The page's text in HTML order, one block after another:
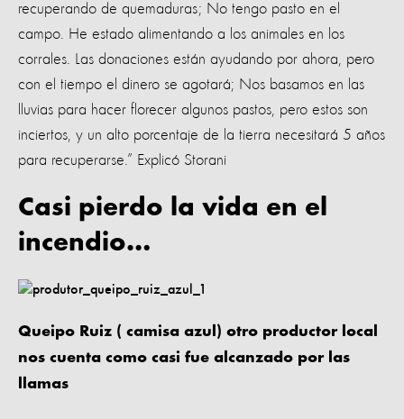
recuperando de quemaduras; No tengo pasto en el
campo. He estado alimentando a los animales en los
corrales. Las donaciones están ayudando por ahora, pero
con el tiempo el dinero se agotará; Nos basamos en las
lluvias para hacer florecer algunos pastos, pero estos son
inciertos, y un alto porcentaje de la tierra necesitará 5 años
para recuperarse.” Explicó Storani
Casi pierdo la vida en el
incendio…
Queipo Ruiz ( camisa azul) otro productor local
nos cuenta como casi fue alcanzado por las
llamas